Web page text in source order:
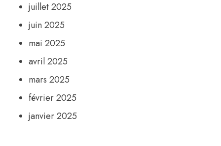
juillet 2025
juin 2025
mai 2025
avril 2025
mars 2025
février 2025
janvier 2025